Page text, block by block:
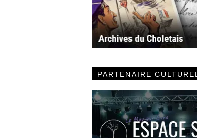
PARTENAIRE CULTUREL